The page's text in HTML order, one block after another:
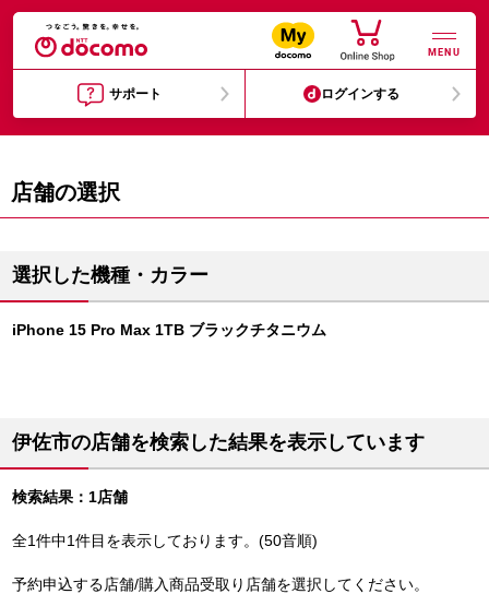
MENU
サポート ログインする
店舗の選択
選択した機種・カラー
iPhone 15 Pro Max 1TB ブラックチタニウム
伊佐市の店舗を検索した結果を表示しています
検索結果：1店舗
全1件中1件目を表示しております。(50音順)
予約申込する店舗/購入商品受取り店舗を選択してください。